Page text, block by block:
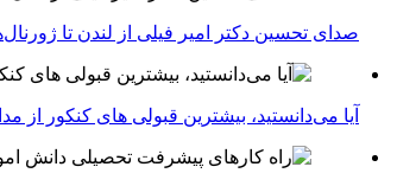
صدای تحسین دکتر امیر فیلی از لندن تا
آیا می‌دانستید، بیشترین قبولی های کنکور